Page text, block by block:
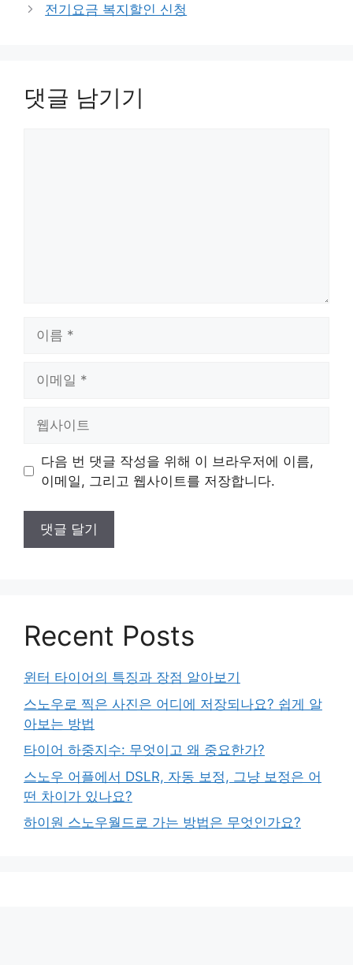
리
전기요금 복지할인 신청
댓글 남기기
트
다음 번 댓글 작성을 위해 이 브라우저에 이름,
이메일, 그리고 웹사이트를 저장합니다.
Recent Posts
윈터 타이어의 특징과 장점 알아보기
스노우로 찍은 사진은 어디에 저장되나요? 쉽게 알
아보는 방법
타이어 하중지수: 무엇이고 왜 중요한가?
스노우 어플에서 DSLR, 자동 보정, 그냥 보정은 어
떤 차이가 있나요?
하이원 스노우월드로 가는 방법은 무엇인가요?